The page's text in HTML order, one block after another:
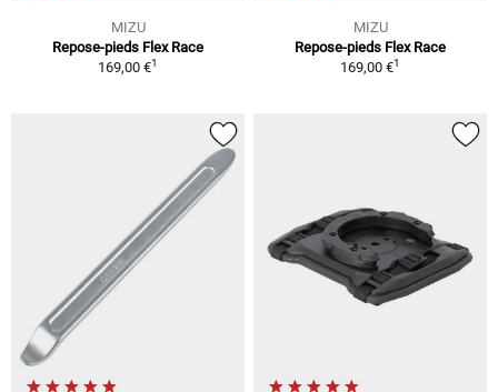
MIZU
Repose-pieds Flex Race
169,00 €1
MIZU
Repose-pieds Flex Race
169,00 €1